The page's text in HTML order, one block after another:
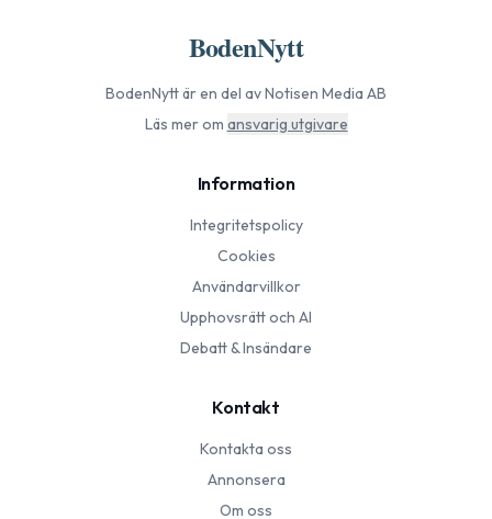
BodenNytt
BodenNyttär en del av Notisen Media AB
Läs mer om ansvarig utgivare
Information
Integritetspolicy
Cookies
Användarvillkor
Upphovsrätt och AI
Debatt & Insändare
Kontakt
Kontakta oss
Annonsera
Om oss